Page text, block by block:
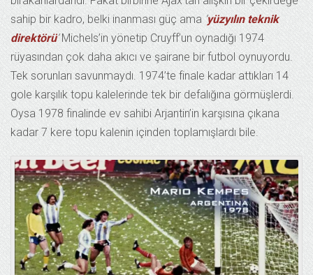
sahip bir kadro, belki inanması güç ama yüzyılın teknik
direktörü‘Michels’in yönetip Cruyff’un oynadığı 1974
rüyasından çok daha akıcı ve şairane bir futbol oynuyordu.
Tek sorunları savunmaydı. 1974’te finale kadar attıkları 14
gole karşılık topu kalelerinde tek bir defalığına görmüşlerdi.
Oysa 1978 finalinde ev sahibi Arjantin’in karşısına çıkana
kadar 7 kere topu kalenin içinden toplamışlardı bile.